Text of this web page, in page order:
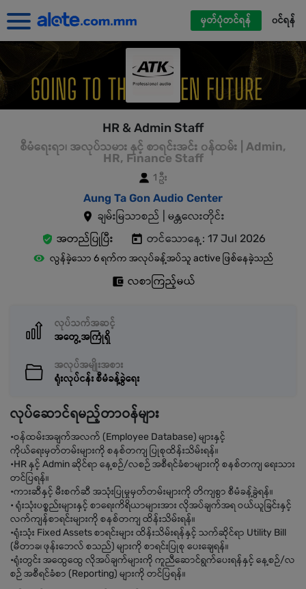
မှတ်ပုံတင်ရန် ၀င်ရန်
HR & Admin Staff
စီမံရေးရာ၊ အလုပ်သမား နှင့် စာရင်းအင်း ၀န်ထမ်း | Admin,
HR, Finance Staff
1 ဦး
Aung Ta Gon Audio Center
ချမ်းမြသာစည် | မန္တလေးတိုင်း
အတည်ပြုပြီး
တင်သောနေ့: 17 Jul 2026
လွန်ခဲ့သော 6 ရက်က အလုပ်ခန့်အပ်သူ active ဖြစ်နေခဲ့သည်
လစာကြည့်မယ်
လုပ်သက်အဆင့်
အတွေ့အကြုံရှိ
အလုပ်အမျိုးအစား
ရုံးလုပ်ငန်း စီမံခန့်ခွဲရေး
လုပ်ဆောင်ရမည့်တာဝန်များ
•ဝန်ထမ်းအချက်အလက် (Employee Database) များနှင့်
ကိုယ်ရေးမှတ်တမ်းများကို စနစ်တကျ ပြုစုထိန်းသိမ်းရန်။
•HR နှင့် Admin ဆိုင်ရာ နေ့စဉ်/လစဉ် အစီရင်ခံစာများကို စနစ်တကျ ရေးသား
တင်ပြရန်။
•ကားဆီနှင့် မီးစက်ဆီ အသုံးပြုမှုမှတ်တမ်းများကို တိကျစွာ စီမံခန့်ခွဲရန်။
• ရုံးသုံးပစ္စည်းများနှင့် စာရေးကိရိယာများအား လိုအပ်ချက်အရ ဝယ်ယူခြင်းနှင့်
လက်ကျန်စာရင်းများကို စနစ်တကျ ထိန်းသိမ်းရန်။
•ရုံးသုံး Fixed Assets စာရင်းများ ထိန်းသိမ်းရန်နှင့် သက်ဆိုင်ရာ Utility Bill
(မီတာခ၊ ဖုန်းဘေလ် စသည်) များကို စာရင်းပြုစု ပေးချေရန်။
•ရုံးတွင်း အထွေထွေ လိုအပ်ချက်များကို ကူညီဆောင်ရွက်ပေးရန်နှင့် နေ့စဉ်/လ
စဉ် အစီရင်ခံစာ (Reporting) များကို တင်ပြရန်။